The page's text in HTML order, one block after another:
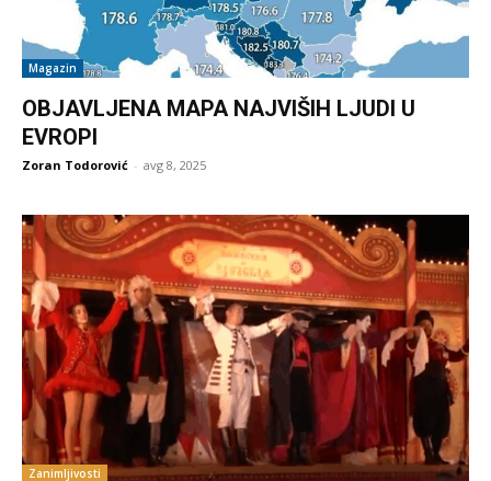
Magazin
OBJAVLJENA MAPA NAJVIŠIH LJUDI U
EVROPI
Zoran Todorović - avg 8, 2025
Zanimljivosti